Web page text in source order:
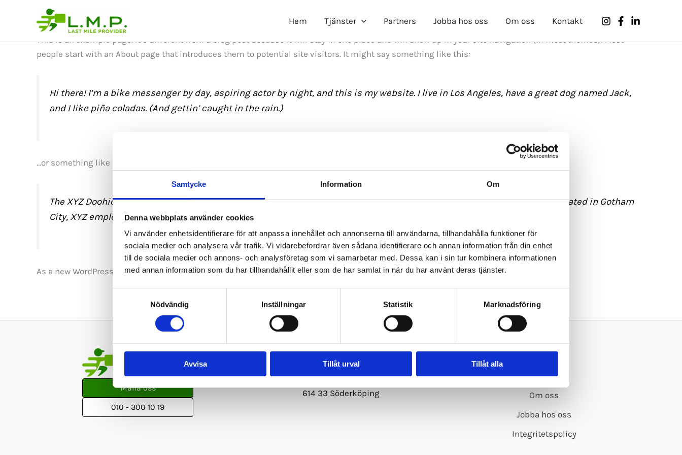
Samtycke Information Om
Denna webbplats använder cookies
Vi använder enhetsidentifierare för att anpassa innehållet och annonserna till användarna, tillhandahålla funktioner för
sociala medier och analysera vår trafik. Vi vidarebefordrar även sådana identifierare och annan information från din enhet
till de sociala medier och annons- och analysföretag som vi samarbetar med. Dessa kan i sin tur kombinera informationen
med annan information som du har tillhandahållit eller som de har samlat in när du har använt deras tjänster.
Nödvändig
Inställningar Statistik Marknadsföring
Avvisa Tillåt urval Tillåt alla
Hem Tjänster Partners Jobba hos oss Om oss Kontakt
Sample Page
This is an example page. It’s different from a blog post because it will stay in one place and will show up in your site navigation (in most themes). Most
people start with an About page that introduces them to potential site visitors. It might say something like this:
Hi there! I’m a bike messenger by day, aspiring actor by night, and this is my website. I live in Los Angeles, have a great dog named Jack,
and I like piña coladas. (And gettin’ caught in the rain.)
…or something like this:
The XYZ Doohickey Company was founded in 1971, and has been providing quality doohickeys to the public ever since. Located in Gotham
City, XYZ employs over 2,000 people and does all kinds of awesome things for the Gotham community.
As a new WordPress user, you should go toyour dashboardto delete this page and create new pages for your content. Have fun!
Maila oss
010 - 300 10 19
Adress
Kallsögatan 6
614 33 Söderköping
Om L.M.P.
Kontakt
Om oss
Jobba hos oss
Integritetspolicy